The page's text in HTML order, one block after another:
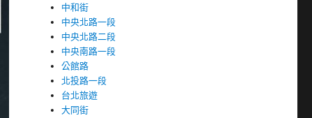
中和街
中央北路一段
中央北路二段
中央南路一段
公館路
北投路一段
台北旅遊
大同街